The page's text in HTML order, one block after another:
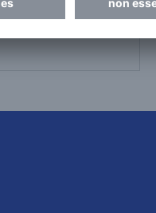
des pertes.